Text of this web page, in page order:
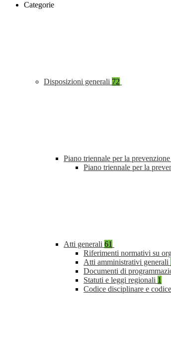
Categorie
Disposizioni generali 72
Piano triennale per la
Piano triennale per la
Atti generali 61
Riferimenti normativi su
Atti amministrativi generali
Documenti di
Statuti e leggi regionali 1
Codice disciplinare e